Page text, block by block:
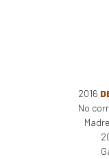
2016
No